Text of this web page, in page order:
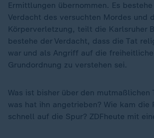
Ermittlungen übernommen. Es
Verdacht des versuchten Mordes und
Körperverletzung, teilt die Karlsruher
bestehe der Verdacht, dass die Tat
war und als Angriff auf die
Grundordnung zu verstehen sei.
Was ist bisher über den mutmaßlichen
was hat ihn angetrieben? Wie kam die
schnell auf die Spur? ZDFheute mit